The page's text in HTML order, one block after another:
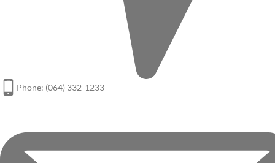
Phone: (064) 332-1233